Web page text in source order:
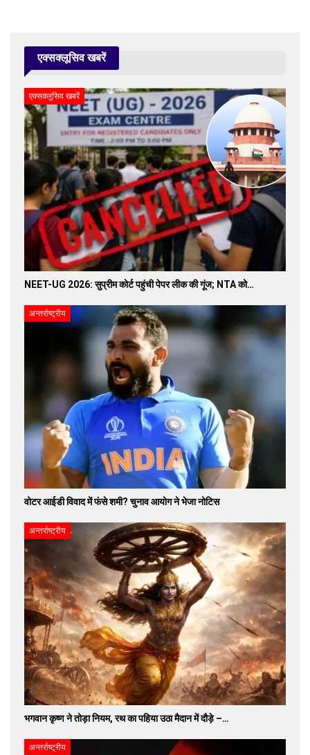
एक्सक्लूसिव खबरें
एक्सक्लूसिव खबरें
NEET-UG 2026: सुप्रीम कोर्ट पहुंची पेपर लीक की गूंज; NTA को…
अन्तर्राष्ट्रीय
वोटर आईडी विवाद में फंसे शमी? चुनाव आयोग ने भेजा नोटिस
अन्तर्राष्ट्रीय
भगवान कृष्ण ने तोड़ा नियम, रथ का पहिया उठा मैदान में दौड़े –…
अन्तर्राष्ट्रीय